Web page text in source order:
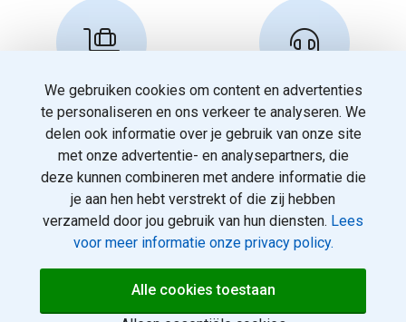
Reserveren en info
info@travelnoord.nl
Klantenservice
088 - 058 0500
© 2026
Over ons
We gebruiken cookies om content en advertenties
te personaliseren en ons verkeer te analyseren. We
delen ook informatie over je gebruik van onze site
met onze advertentie- en analysepartners, die
deze kunnen combineren met andere informatie die
je aan hen hebt verstrekt of die zij hebben
verzameld door jou gebruik van hun diensten. Lees
voor meer informatie onze privacy policy.
Alle cookies toestaan